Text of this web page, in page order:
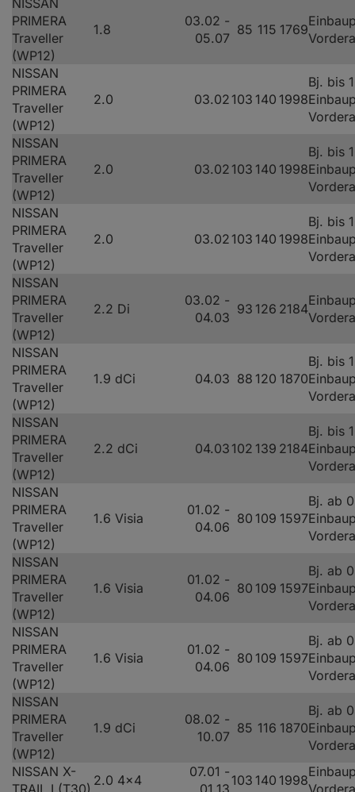
NISSAN
PRIMERA
Traveller
(WP12)
1.8
03.02 -
05.07
85 115 1769
NISSAN
PRIMERA
Traveller
(WP12)
2.0 03.02 103 140 1998
Bj. bis
NISSAN
PRIMERA
Traveller
(WP12)
2.0 03.02 103 140 1998
Bj. bis
NISSAN
PRIMERA
Traveller
(WP12)
2.0 03.02 103 140 1998
Bj. bis
NISSAN
PRIMERA
Traveller
(WP12)
2.2 Di
03.02 -
04.03
93 126 2184
NISSAN
PRIMERA
Traveller
(WP12)
1.9 dCi 04.03 88 120 1870
Bj. bis
NISSAN
PRIMERA
Traveller
(WP12)
2.2 dCi 04.03 102 139 2184
Bj. bis
NISSAN
PRIMERA
Traveller
(WP12)
1.6 Visia
01.02 -
04.06
80 109 1597
Bj. ab
NISSAN
PRIMERA
Traveller
(WP12)
1.6 Visia
01.02 -
04.06
80 109 1597
Bj. ab
NISSAN
PRIMERA
Traveller
(WP12)
1.6 Visia
01.02 -
04.06
80 109 1597
Bj. ab
NISSAN
PRIMERA
Traveller
(WP12)
1.9 dCi
08.02 -
10.07
85 116 1870
Bj. ab
NISSAN X-
2.0 4x4
07.01 -
103 140 1998